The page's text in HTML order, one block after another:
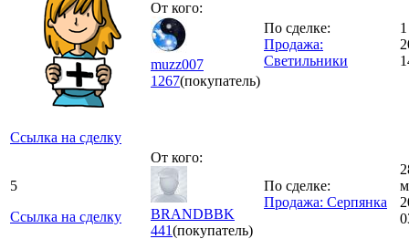
Ссылка на сделку
От кого:
muzz007
1267(покупатель)
По сделке:
Продажа:
Светильники
5
Ссылка на сделку
От кого:
BRANDBBK
441(покупатель)
По сделке:
Продажа: Серпянка